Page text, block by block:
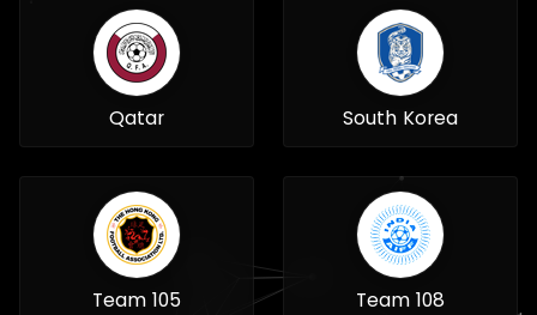
Qatar South Korea
Team 105 Team 108